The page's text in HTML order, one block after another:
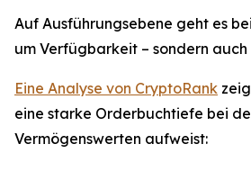
Auf Ausführungsebene geht es
um Verfügbarkeit – sondern
Eine Analyse von CryptoRank
eine starke Orderbuchtiefe bei
Vermögenswerten aufweist: